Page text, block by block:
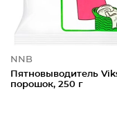
NNB
Пятновыводитель
порошок, 250 г